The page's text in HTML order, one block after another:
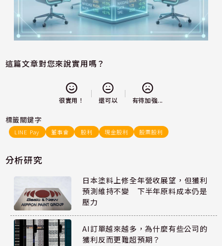
這篇文章對您來說實用嗎？
很實用！ 還可以 有待加強...
標籤關鍵字
LINE Pay 董事會 股利 現金股利 股票股利
分析研究
日本塗料上修全年營收展望，但獲利
預測維持不變 下半年原料成本仍是
壓力
AI訂單越來越多，為什麼有些公司的
獲利反而更難超預期？